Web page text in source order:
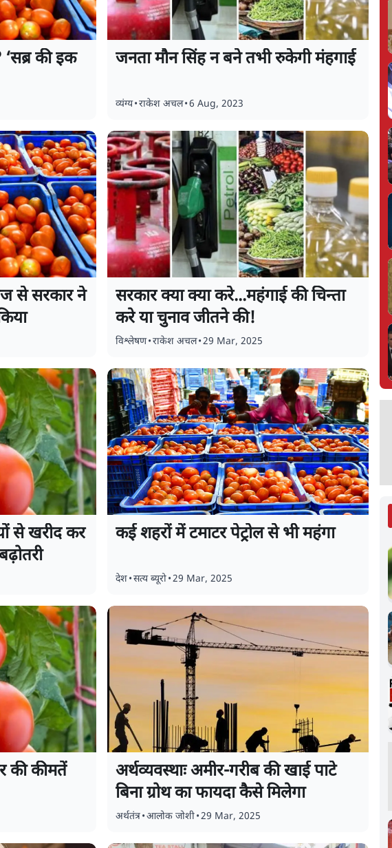
‘सब्र की इक
जनता मौन सिंह न बने तभी रुकेगी मंहगाई
व्यंग्य•राकेश अचल•6 Aug, 2023
से सरकार ने
सरकार क्या क्या करे...महंगाई की चिन्ता
करे या चुनाव जीतने की!
विश्लेषण•राकेश अचल•29 Mar, 2025
से खरीद कर
कई शहरों में टमाटर पेट्रोल से भी महंगा
देश•सत्य ब्यूरो•29 Mar, 2025
की कीमतें
अर्थव्यवस्थाः अमीर-गरीब की खाई पाटे
बिना ग्रोथ का फायदा कैसे मिलेगा
अर्थतंत्र•आलोक जोशी•29 Mar, 2025